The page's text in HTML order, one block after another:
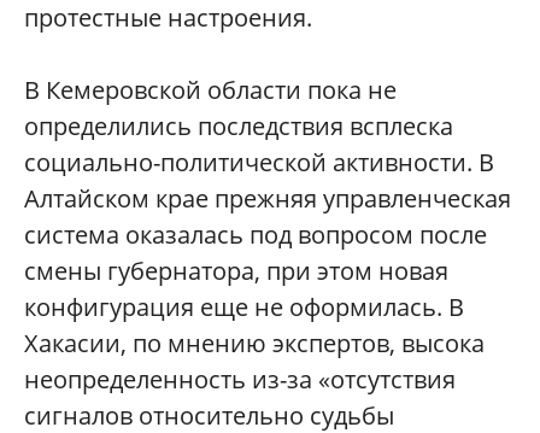
протестные настроения.
В Кемеровской области пока не
определились последствия всплеска
социально-политической активности. В
Алтайском крае прежняя управленческая
система оказалась под вопросом после
смены губернатора, при этом новая
конфигурация еще не оформилась. В
Хакасии, по мнению экспертов, высока
неопределенность из-за «отсутствия
сигналов относительно судьбы